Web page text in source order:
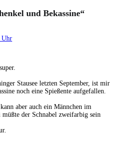
und Bekassine“
Uhr
Stausee letzten September, ist mir
noch eine Spießente aufgefallen.
aber auch ein Männchen im
der Schnabel zweifarbig sein